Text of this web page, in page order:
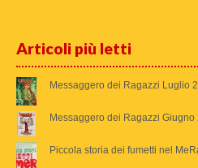
Articoli più letti
Messaggero dei Ragazzi Luglio
Messaggero dei Ragazzi Giugno
Piccola storia dei fumetti nel